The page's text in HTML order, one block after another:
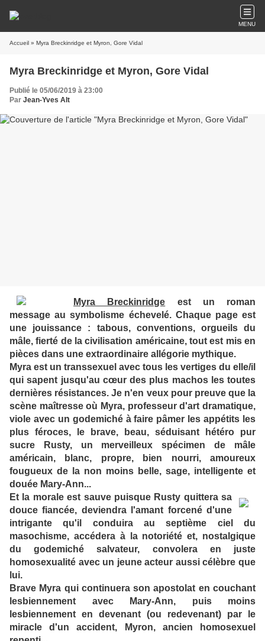
MENU
Accueil » Myra Breckinridge et Myron, Gore Vidal
Myra Breckinridge et Myron, Gore Vidal
Publié le 05/06/2019 à 23:00
Par Jean-Yves Alt
Myra Breckinridge est un roman
message au symbolisme échevelé. Chaque page est
une jouissance : tabous, conventions, orgueils du
mâle, fierté de la civilisation américaine, tout est mis en
pièces dans une extraordinaire allégorie mythique.
Myra est un transsexuel avec tous les vertiges du elle/il
qui sapent jusqu'au cœur des plus machos les toutes
dernières résistances. Je n'en veux pour preuve que la
scène maîtresse où Myra, professeur d'art dramatique,
viole avec un godemiché à faire pâmer les appétits les
plus féroces, le brave, beau, séduisant hétéro pur
sucre Rusty, un merveilleux spécimen de mâle
américain, blanc, propre, bien nourri, amoureux
fougueux de la non moins belle, sage, intelligente et
douée Mary-Ann...
Et la morale est sauve puisque Rusty quittera sa
douce fiancée, deviendra l'amant forcené d'une
intrigante qu'il conduira au septième ciel du
masochisme, accédera à la notoriété et, nostalgique
du godemiché salvateur, convolera en juste
homosexualité avec un jeune acteur aussi célèbre que
lui.
Brave Myra qui continuera son apostolat en couchant
lesbiennement avec Mary-Ann, puis moins
lesbiennement en devenant (ou redevenant) par le
miracle d'un accident, Myron, ancien homosexuel